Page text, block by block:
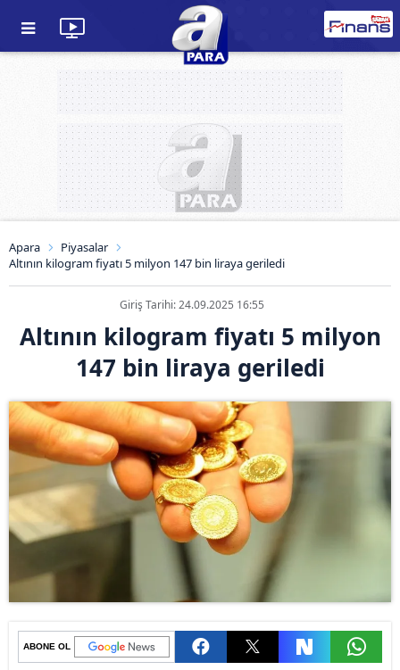
Apara
Piyasalar
Altının kilogram fiyatı 5 milyon 147 bin liraya geriledi
Giriş Tarihi: 24.09.2025 16:55
Altının kilogram fiyatı 5 milyon
147 bin liraya geriledi
ABONE OL